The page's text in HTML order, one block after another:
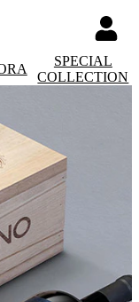
SPECIAL
COLLECTION